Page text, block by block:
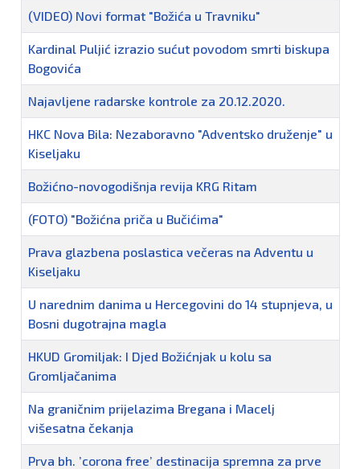
(VIDEO) Novi format "Božića u Travniku"
Kardinal Puljić izrazio sućut povodom smrti biskupa
Bogovića
Najavljene radarske kontrole za 20.12.2020.
HKC Nova Bila: Nezaboravno "Adventsko druženje" u
Kiseljaku
Božićno-novogodišnja revija KRG Ritam
(FOTO) "Božićna priča u Bučićima"
Prava glazbena poslastica večeras na Adventu u
Kiseljaku
U narednim danima u Hercegovini do 14 stupnjeva, u
Bosni dugotrajna magla
HKUD Gromiljak: I Djed Božićnjak u kolu sa
Gromljačanima
Na graničnim prijelazima Bregana i Macelj
višesatna čekanja
Prva bh. ’corona free’ destinacija spremna za prve